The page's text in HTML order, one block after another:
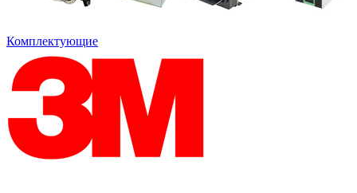
Комплектующие